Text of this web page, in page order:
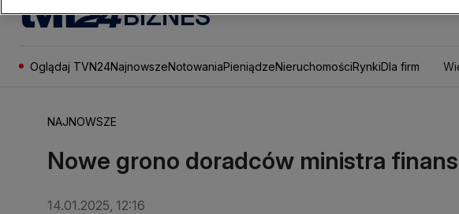
BIZNES
Oglądaj TVN24NajnowszeNotowaniaPieniądzeNieruchomościRynkiDla firm
NAJNOWSZE
Nowe grono doradców ministra
14.01.2025, 12:16